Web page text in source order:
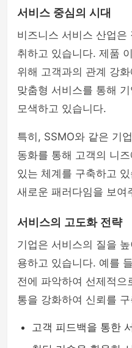
서비스 중심의 시대
비즈니스 서비스 산업은
취하고 있습니다. 제품
위해 고객과의 관계 강
맞춤형 서비스를 통해
모색하고 있습니다.
특히, SSMO와 같은 기
동화를 통해 고객의 니
있는 체계를 구축하고
새로운 패러다임을 보여
서비스의 고도화 전략
기업은 서비스의 질을
용하고 있습니다. 예를
전에 파악하여 선제적으
통을 강화하여 신뢰를
고객 피드백을 통한